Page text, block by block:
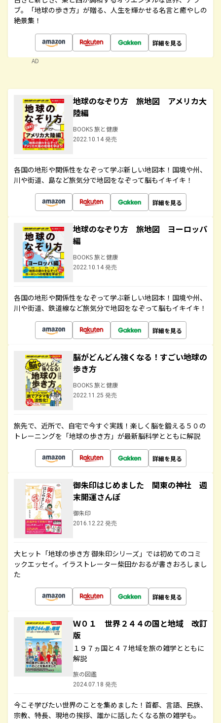
ブ。「地球の歩き方」が贈る、人生を輝かせる名言と癒やしの
絶景集！
詳細を見る
AD
地球のなぞり方 旅地図 アメリカ大
陸編
BOOKS 旅と健康
2022.10.14 発売
各国の地形や関係性をなぞって学ぶ新しい地図本！国境や州、
川や街道、島など旅気分で地図をなぞって脳もイキイキ！
詳細を見る
地球のなぞり方 旅地図 ヨーロッパ
編
BOOKS 旅と健康
2022.10.14 発売
各国の地形や関係性をなぞって学ぶ新しい地図本！国境や州、
川や街道、鉄道線など旅気分で地図をなぞって脳もイキイキ！
詳細を見る
脳がどんどん強くなる！すごい地球の
歩き方
BOOKS 旅と健康
2022.11.25 発売
旅先で、近所で、自宅で今すぐ実践！楽しく脳を鍛える５０の
トレーニングを「地球の歩き方」が最新脳科学とともに解説
詳細を見る
御朱印はじめました 関東の神社 週
末開運さんぽ
御朱印
2016.12.22 発売
大ヒット「地球の歩き方 御朱印シリーズ」では初めてのコミ
ックエッセイ。イラストレーター柴田かおるが書きおろしまし
た
詳細を見る
Ｗ０１ 世界２４４の国と地域 改訂
版
１９７ヵ国と４７地域を旅の雑学とともに
解説
旅の図鑑
2024.07.18 発売
今こそ学びたい世界のことを集めました！首都、言語、民族、
宗教、特長、現地の挨拶、誰かに話したくなる旅の雑学も。